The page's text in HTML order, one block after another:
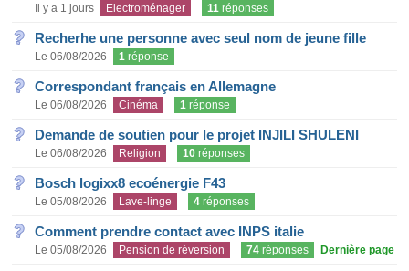
Il y a 1 jours Electroménager 11 réponses
Recherhe une personne avec seul nom de jeune fille
Le 06/08/2026 1 réponse
Correspondant français en Allemagne
Le 06/08/2026 Cinéma 1 réponse
Demande de soutien pour le projet INJILI SHULENI
Le 06/08/2026 Religion 10 réponses
Bosch logixx8 ecoénergie F43
Le 05/08/2026 Lave-linge 4 réponses
Comment prendre contact avec INPS italie
Le 05/08/2026 Pension de réversion 74 réponses Dernière page